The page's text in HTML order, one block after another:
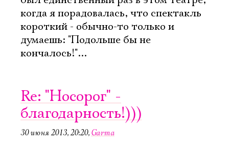
когда я порадовалась, что спектакль
короткий - обычно-то только и
думаешь: "Подольше бы не
кончалось!"...
Re: "Носорог" -
благодарность!)))
30 июня 2013, 20:20, Garma